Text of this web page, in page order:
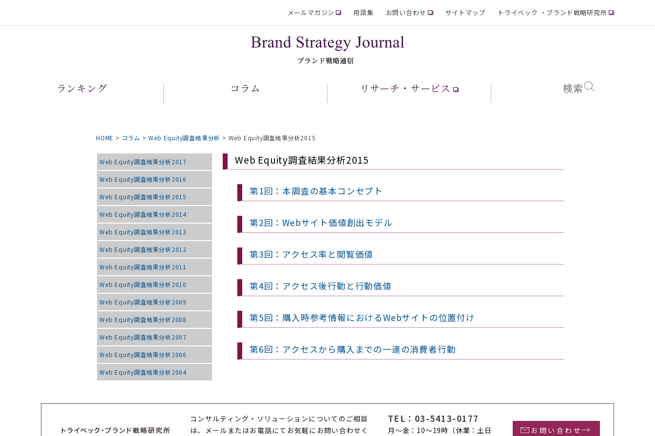
メールマガジン 用語集 お問い合わせ サイトマップ トライベック ・ブランド戦略研究所
ランキング コラム リサーチ・サービス 検索
HOME > コラム >Web Equity調査結果分析 > Web Equity調査結果分析2015
Web Equity調査結果分析2017
Web Equity調査結果分析2016
Web Equity調査結果分析2015
Web Equity調査結果分析2014
Web Equity調査結果分析2013
Web Equity調査結果分析2012
Web Equity調査結果分析2011
Web Equity調査結果分析2010
Web Equity調査結果分析2009
Web Equity調査結果分析2008
Web Equity調査結果分析2007
Web Equity調査結果分析2006
Web Equity調査結果分析2004
Web Equity調査結果分析2015
第1回：本調査の基本コンセプト
第2回：Webサイト価値創出モデル
第3回：アクセス率と閲覧価値
第4回：アクセス後行動と行動価値
第5回：購入時参考情報におけるWebサイトの位置付け
第6回：アクセスから購入までの一連の消費者行動
コンサルティング・ソリューションについてのご相談
は、メールまたはお電話にてお気軽にお問い合わせく
TEL： 03-5413-0177
月〜金：10〜19時 （休業：土日
お問い合わせ